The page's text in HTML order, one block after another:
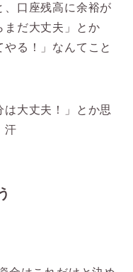
、口座残高に余裕が
まだ大丈夫」とか
やる！」なんてこと
は大丈夫！」とか思
汗